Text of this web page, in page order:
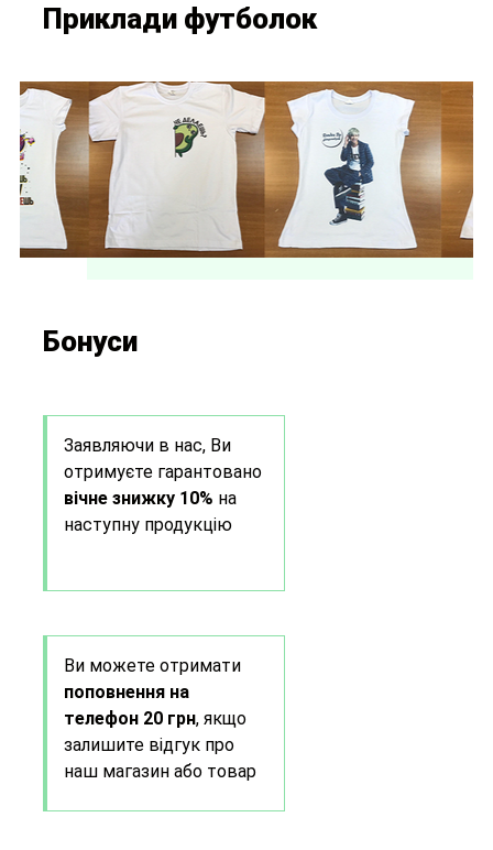
Приклади футболок
Бонуси
Заявляючи в нас, Ви
отримуєте гарантовано
вічне знижку 10% на
наступну продукцію
Ви можете отримати
поповнення на
телефон 20 грн, якщо
залишите відгук про
наш магазин або товар